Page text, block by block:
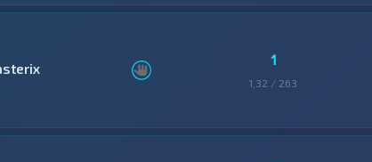
1
1,32 / 263